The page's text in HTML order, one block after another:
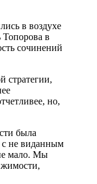
в воздухе
в
сочинений
стратегии,
но,
была
с не виданным
мало. Мы